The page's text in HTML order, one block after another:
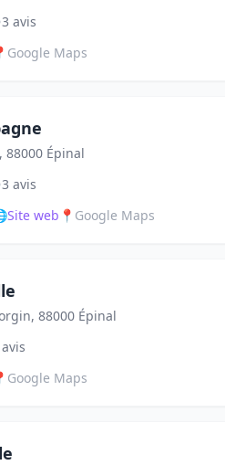
3 avis
Google Maps
88000 Épinal
3 avis
Site web 📍 Google Maps
88000 Épinal
Google Maps